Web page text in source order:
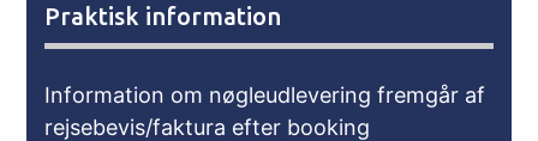
Praktisk information
Information om nøgleudlevering fremgår af
rejsebevis/faktura efter booking